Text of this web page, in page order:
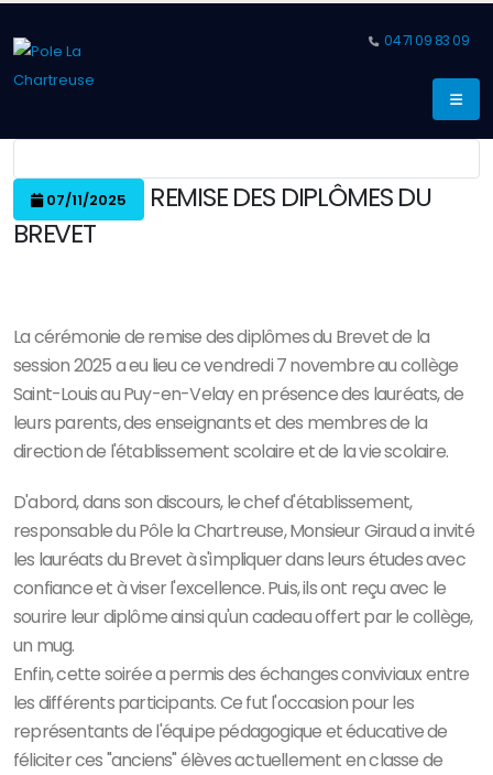
04 71 09 83 09
07/11/2025
REMISE DES DIPLÔMES DU
BREVET
La cérémonie de remise des diplômes du Brevet de la
session 2025 a eu lieu ce vendredi 7 novembre au collège
Saint-Louis au Puy-en-Velay en présence des lauréats, de
leurs parents, des enseignants et des membres de la
direction de l'établissement scolaire et de la vie scolaire.
D'abord, dans son discours, le chef d'établissement,
responsable du Pôle la Chartreuse, Monsieur Giraud a invité
les lauréats du Brevet à s'impliquer dans leurs études avec
confiance et à viser l'excellence. Puis, ils ont reçu avec le
sourire leur diplôme ainsi qu'un cadeau offert par le collège,
un mug.
Enfin, cette soirée a permis des échanges conviviaux entre
les différents participants. Ce fut l'occasion pour les
représentants de l'équipe pédagogique et éducative de
féliciter ces "anciens" élèves actuellement en classe de